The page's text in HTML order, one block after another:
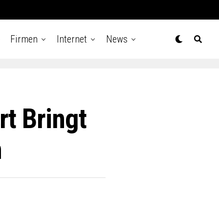
Firmen Internet News
Bringt